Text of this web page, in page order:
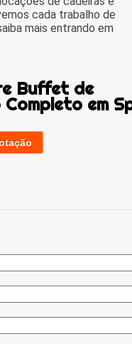
cada trabalho de
mais entrando em
Buffet de
em